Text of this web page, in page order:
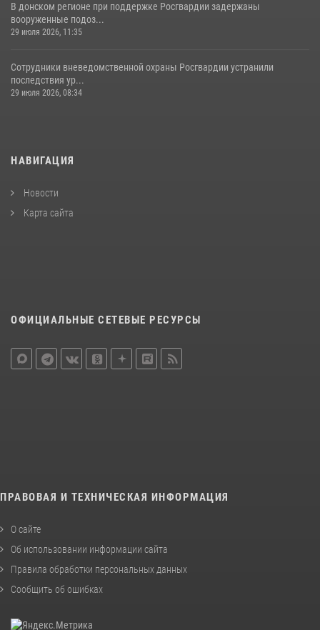
В донском регионе при поддержке Росгвардии задержаны
вооруженные подоз...
29 июля 2026, 11:35
Сотрудники вневедомственной охраны Росгвардии устранили
последствия ур...
29 июля 2026, 08:34
НАВИГАЦИЯ
Новости
Карта сайта
ОФИЦИАЛЬНЫЕ СЕТЕВЫЕ РЕСУРСЫ
ПРАВОВАЯ И ТЕХНИЧЕСКАЯ ИНФОРМАЦИЯ
О сайте
Об использовании информации сайта
Правила обработки персональных данных
Сообщить об ошибках